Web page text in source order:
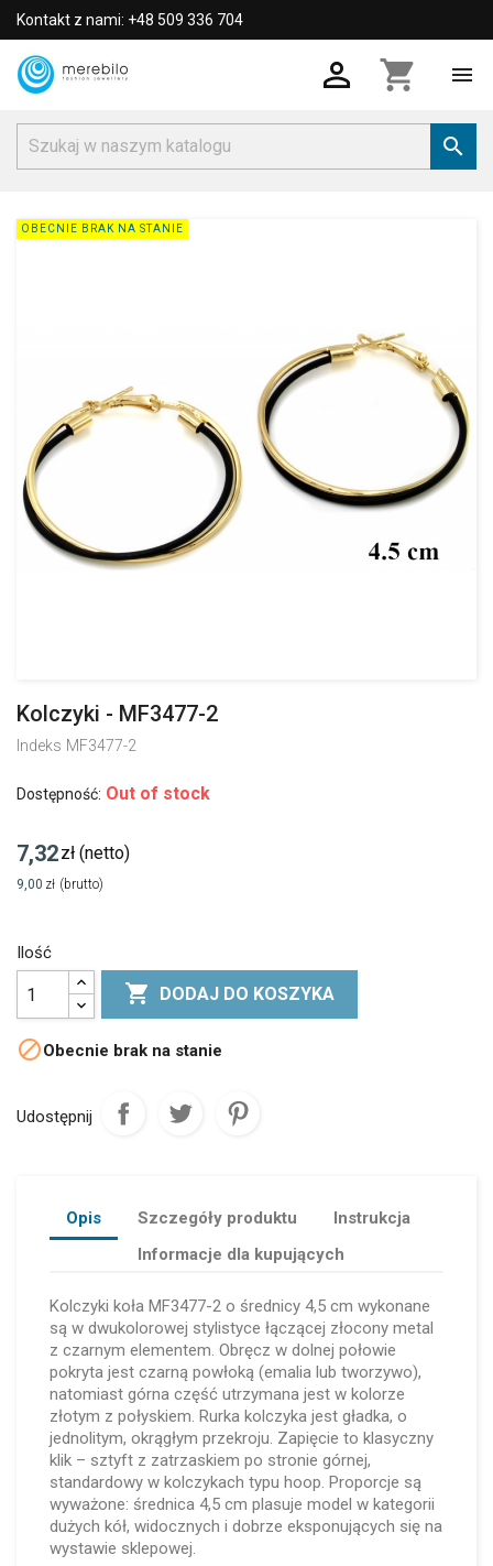
Kontakt z nami: +48 509 336 704
 shopping_cart 

OBECNIE BRAK NA STANIE
Kolczyki - MF3477-2
Indeks MF3477-2
Dostępność: Out of stock
7,32zł (netto)
9,00 zł (brutto)
Ilość
 DODAJ DO KOSZYKA
Obecnie brak na stanie
Udostępnij
Opis Szczegóły produktu
Instrukcja
Informacje dla kupujących
Kolczyki koła MF3477-2 o średnicy 4,5 cm wykonane
są w dwukolorowej stylistyce łączącej złocony metal
z czarnym elementem. Obręcz w dolnej połowie
pokryta jest czarną powłoką (emalia lub tworzywo),
natomiast górna część utrzymana jest w kolorze
złotym z połyskiem. Rurka kolczyka jest gładka, o
jednolitym, okrągłym przekroju. Zapięcie to klasyczny
klik – sztyft z zatrzaskiem po stronie górnej,
standardowy w kolczykach typu hoop. Proporcje są
wyważone: średnica 4,5 cm plasuje model w kategorii
dużych kół, widocznych i dobrze eksponujących się na
wystawie sklepowej.